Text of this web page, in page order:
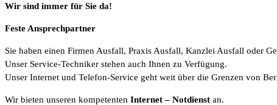
Wir sind immer für Sie da!
Feste Ansprechpartner
Sie haben einen Firmen Ausfall, Praxis Ausfall, Kanzlei Ausfall oder
Unser Service-Techniker stehen auch Ihnen zu Verfügung.
Unser Internet und Telefon-Service geht weit über die Grenzen von
Wir bieten unseren kompetenten Internet– Notdienst an.